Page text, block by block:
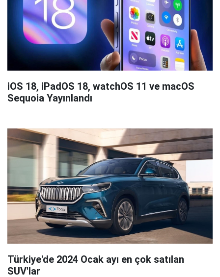
iOS 18, iPadOS 18, watchOS 11 ve macOS
Sequoia Yayınlandı
Türkiye'de 2024 Ocak ayı en çok satılan
SUV'lar